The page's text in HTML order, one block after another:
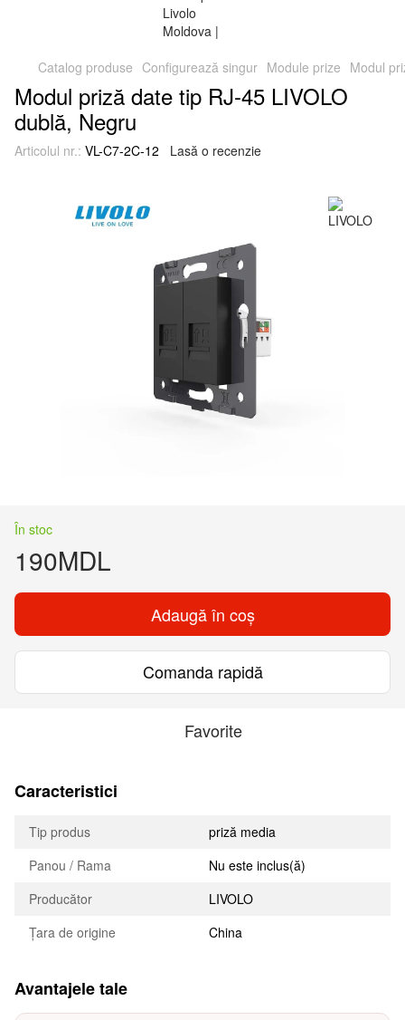
Catalog produse Configurează singur Module prize Modul
Modul priză date tip RJ-45 LIVOLO
dublă, Negru
Articolul nr.: VL-C7-2C-12 Lasă o recenzie
În stoc
190MDL
Adaugă în coș
Comanda rapidă
Favorite
Caracteristici
Tip produs
priză media
Panou / Rama
Nu este inclus(ă)
Producător
LIVOLO
Țara de origine
China
Avantajele tale